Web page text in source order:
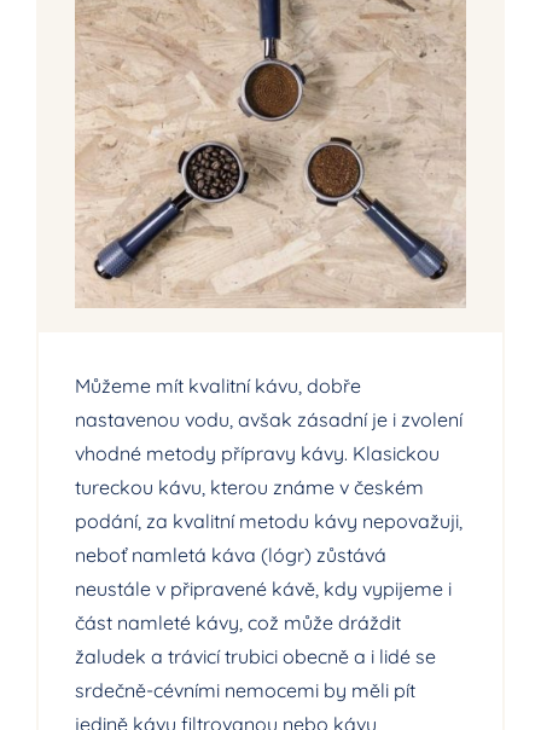
Můžeme mít kvalitní kávu, dobře
nastavenou vodu, avšak zásadní je i zvolení
vhodné metody přípravy kávy. Klasickou
tureckou kávu, kterou známe v českém
podání, za kvalitní metodu kávy nepovažuji,
neboť namletá káva (lógr) zůstává
neustále v připravené kávě, kdy vypijeme i
část namleté kávy, což může dráždit
žaludek a trávicí trubici obecně a i lidé se
srdečně-cévními nemocemi by měli pít
jedině kávu filtrovanou nebo kávu